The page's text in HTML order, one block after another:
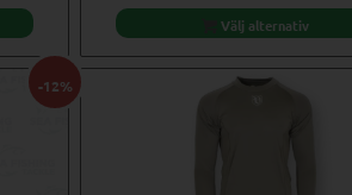
var:
är:
Välj alternativ
-12%